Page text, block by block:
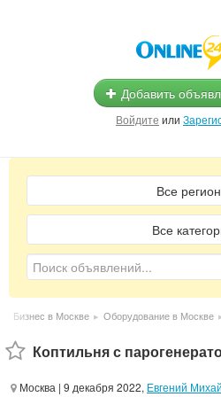
Добавить
Войдите или
Главная
Услуги
Все
Все
Бизнес в Москве ▸ Оборудование в Москве
Коптильня с
Москва | 9 декабря 2022, Евгений